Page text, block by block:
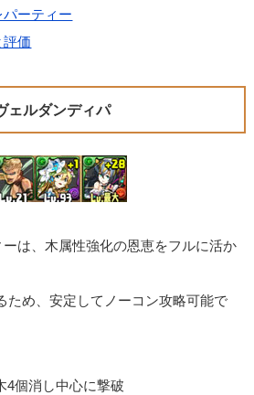
ーティー
評価
ェルダンディパ
は、木属性強化の恩恵をフルに活か
ため、安定してノーコン攻略可能で
個消し中心に撃破